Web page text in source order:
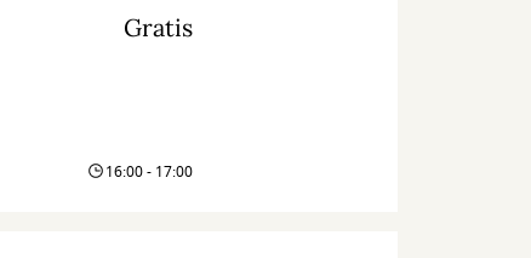
Gratis
16:00 - 17:00